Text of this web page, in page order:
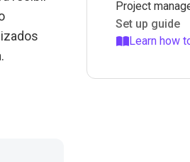
Project
Set up guide
Learn how